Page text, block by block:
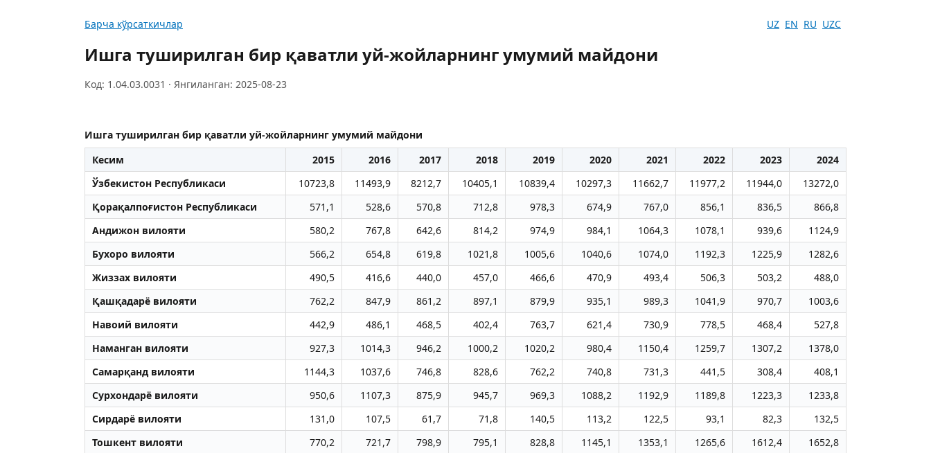
Барча кўрсаткичлар UZ EN RU UZC
Ишга туширилган бир қаватли уй-жойларнинг умумий майдони
Код: 1.04.03.0031 · Янгиланган: 2025-08-23
Ишга туширилган бир қаватли уй-жойларнинг умумий майдони
Кесим
2015 2016 2017 2018 2019 2020 2021 2022 2023
2024
Ўзбекистон Республикаси
10723,8 11493,9 8212,7 10405,1 10839,4 10297,3 11662,7 11977,2 11944,0
13272,0
Қорақалпоғистон Республикаси
571,1 528,6 570,8 712,8 978,3 674,9 767,0 856,1 836,5
866,8
Aндижон вилояти
580,2 767,8 642,6 814,2 974,9 984,1 1064,3 1078,1 939,6
1124,9
Бухоро вилояти
566,2 654,8 619,8 1021,8 1005,6 1040,6 1074,0 1192,3 1225,9
1282,6
Жиззах вилояти
490,5 416,6 440,0 457,0 466,6 470,9 493,4 506,3 503,2
488,0
Қашқадарё вилояти
762,2 847,9 861,2 897,1 879,9 935,1 989,3 1041,9 970,7
1003,6
Навоий вилояти
442,9 486,1 468,5 402,4 763,7 621,4 730,9 778,5 468,4
527,8
Наманган вилояти
927,3 1014,3 946,2 1000,2 1020,2 980,4 1150,4 1259,7 1307,2
1378,0
Самарқанд вилояти
1144,3 1037,6 746,8 828,6 762,2 740,8 731,3 441,5 308,4
408,1
Сурхондарё вилояти
950,6 1107,3 875,9 945,7 969,3 1088,2 1192,9 1189,8 1223,3
1233,8
Сирдарё вилояти
131,0 107,5 61,7 71,8 140,5 113,2 122,5 93,1 82,3
132,5
Тошкент вилояти
770,2 721,7 798,9 795,1 828,8 1145,1 1353,1 1265,6 1612,4
1652,8